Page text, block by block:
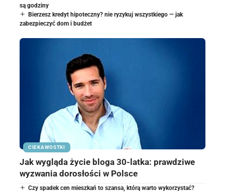
są godziny
Bierzesz kredyt hipoteczny? nie ryzykuj wszystkiego — jak
zabezpieczyć dom i budżet
CIEKAWOSTKI
Jak wygląda życie bloga 30-latka: prawdziwe
wyzwania dorosłości w Polsce
Czy spadek cen mieszkań to szansa, którą warto wykorzystać?